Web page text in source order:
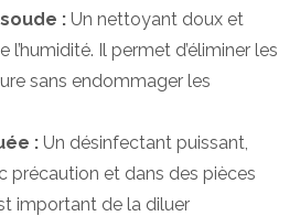
: Un nettoyant doux et
l’humidité. Il permet d’éliminer les
sans endommager les
: Un désinfectant puissant,
précaution et dans des pièces
important de la diluer